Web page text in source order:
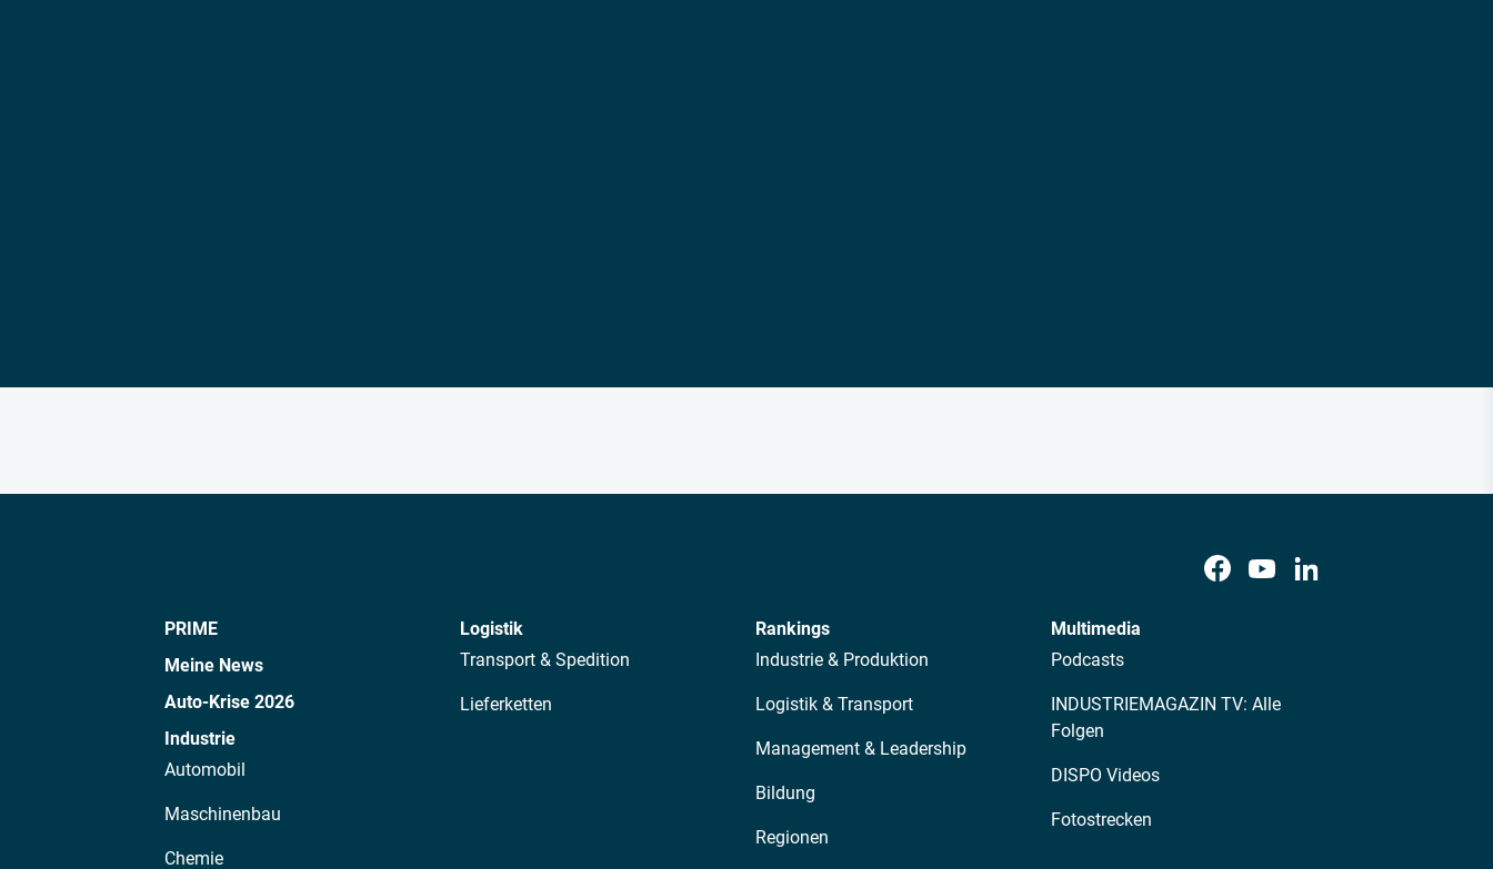
PRIME
Meine News
Auto-Krise 2026
Industrie
Automobil
Maschinenbau
Chemie
Logistik
Transport & Spedition
Lieferketten
Rankings
Industrie & Produktion
Logistik & Transport
Management & Leadership
Bildung
Regionen
Multimedia
Podcasts
INDUSTRIEMAGAZIN TV: Alle
Folgen
DISPO Videos
Fotostrecken